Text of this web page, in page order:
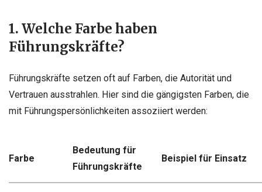
1. Welche Farbe haben
Führungskräfte?
Führungskräfte setzen oft auf Farben, die Autorität und
Vertrauen ausstrahlen. Hier sind die gängigsten Farben, die
mit Führungspersönlichkeiten assoziiert werden:
Farbe
Bedeutung für
Führungskräfte
Beispiel für Einsatz